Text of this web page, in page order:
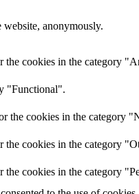
website, anonymously.
the cookies in the category
"Functional".
the cookies in the category
the cookies in the category
cookies in the category